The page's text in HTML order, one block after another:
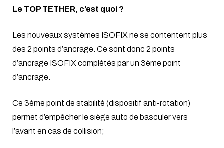
Le TOP TETHER, c’est quoi ?
Les nouveaux systèmes ISOFIX ne se contentent plus
des 2 points d’ancrage. Ce sont donc 2 points
d’ancrage ISOFIX complétés par un 3ème point
d’ancrage.
Ce 3ème point de stabilité (dispositif anti-rotation)
permet d’empêcher le siège auto de basculer vers
l’avant en cas de collision;